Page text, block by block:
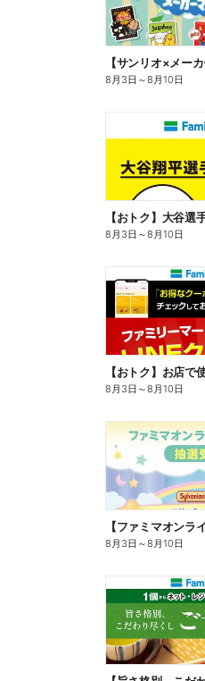
8月3日 ～8月10日
8月3日 ～8月10日
8月3日 ～8月10日
8月3日 ～8月10日